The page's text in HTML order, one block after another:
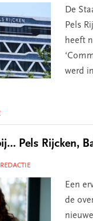
De
Pels
heeft
werd
Pels Rijcken,
Een
de